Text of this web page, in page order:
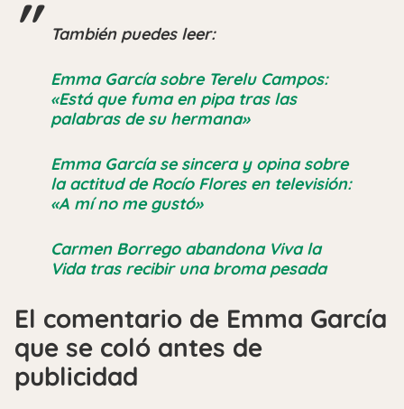
También puedes leer:
Emma García sobre Terelu Campos:
«Está que fuma en pipa tras las
palabras de su hermana»
Emma García se sincera y opina sobre
la actitud de Rocío Flores en televisión:
«A mí no me gustó»
Carmen Borrego abandona Viva la
Vida tras recibir una broma pesada
El comentario de Emma García
que se coló antes de
publicidad